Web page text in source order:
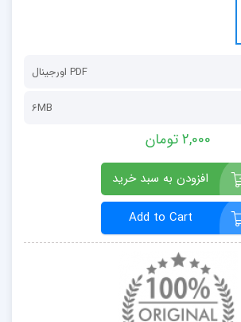
PDF اورجينال
6MB
2,000 تومان
افزودن به سبد خرید
Add to Cart